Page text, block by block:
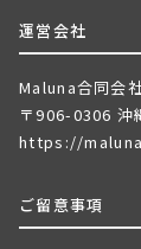
運営会社
Maluna合同会
〒906-0306 沖
https://
ご留意事項